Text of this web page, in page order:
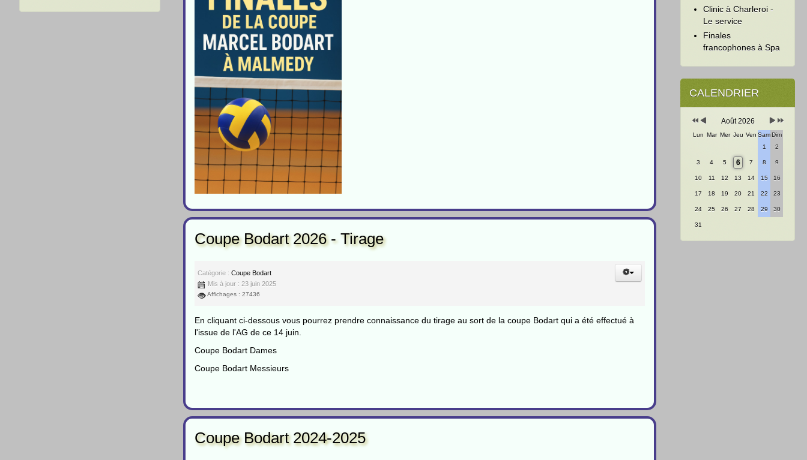
Coupe Bodart 2026 - Tirage
Catégorie :Coupe Bodart
Mis à jour : 23 juin 2025
Affichages : 27436
En cliquant ci-dessous vous pourrez prendre connaissance du tirage au sort de la coupe Bodart qui a été effectué à
l'issue de l'AG de ce 14 juin.
Coupe Bodart Dames
Coupe Bodart Messieurs
Coupe Bodart 2024-2025
Clinic à Charleroi -
Le service
Finales
francophones à Spa
CALENDRIER
Année
précédente
Mois
précédent
Année
Mois
Août 2026
Lun Mar Mer Jeu Ven SamDim
1
2
3 4 5 6 7 8 9
10 11 12 13 14 15 16
17 18 19 20 21 22 23
24 25 26 27 28 29 30
31